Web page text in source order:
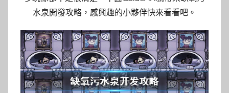
水泉開發攻略，感興趣的小夥伴快來看看吧。